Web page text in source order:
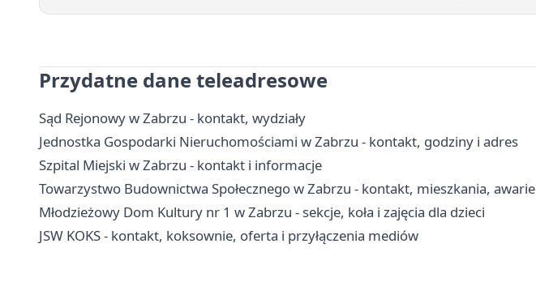
Przydatne dane teleadresowe
Sąd Rejonowy w Zabrzu - kontakt, wydziały
Jednostka Gospodarki Nieruchomościami w Zabrzu - kontakt, godziny i adres
Szpital Miejski w Zabrzu - kontakt i informacje
Towarzystwo Budownictwa Społecznego w Zabrzu - kontakt, mieszkania, awarie
Młodzieżowy Dom Kultury nr 1 w Zabrzu - sekcje, koła i zajęcia dla dzieci
JSW KOKS - kontakt, koksownie, oferta i przyłączenia mediów